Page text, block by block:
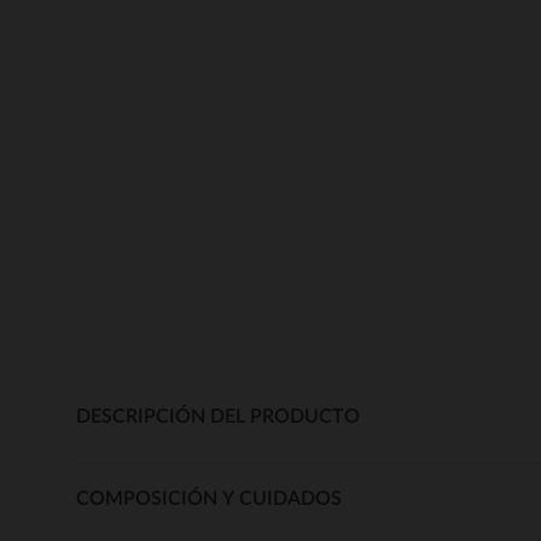
DESCRIPCIÓN DEL PRODUCTO
COMPOSICIÓN Y CUIDADOS